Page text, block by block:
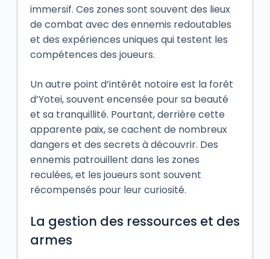
immersif. Ces zones sont souvent des lieux
de combat avec des ennemis redoutables
et des expériences uniques qui testent les
compétences des joueurs.
Un autre point d’intérêt notoire est la forêt
d’Yotei, souvent encensée pour sa beauté
et sa tranquillité. Pourtant, derrière cette
apparente paix, se cachent de nombreux
dangers et des secrets à découvrir. Des
ennemis patrouillent dans les zones
reculées, et les joueurs sont souvent
récompensés pour leur curiosité.
La gestion des ressources et des
armes